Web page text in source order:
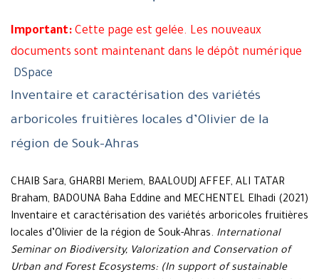
Important: Cette page est gelée. Les nouveaux
documents sont maintenant dans le dépôt numérique
DSpace
Inventaire et caractérisation des variétés
arboricoles fruitières locales d’Olivier de la
région de Souk-Ahras
CHAIB Sara, GHARBI Meriem, BAALOUDJ AFFEF, ALI TATAR
Braham, BADOUNA Baha Eddine and MECHENTEL Elhadi (2021)
Inventaire et caractérisation des variétés arboricoles fruitières
locales d’Olivier de la région de Souk-Ahras. International
Seminar on Biodiversity, Valorization and Conservation of
Urban and Forest Ecosystems: (In support of sustainable